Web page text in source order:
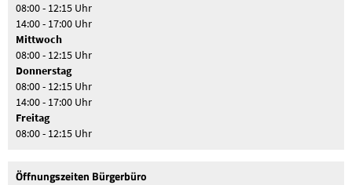
08:00 - 12:15 Uhr
14:00 - 17:00 Uhr
Mittwoch
08:00 - 12:15 Uhr
Donnerstag
08:00 - 12:15 Uhr
14:00 - 17:00 Uhr
Freitag
08:00 - 12:15 Uhr
Öffnungszeiten Bürgerbüro